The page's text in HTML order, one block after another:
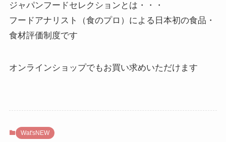
ジャパンフードセレクションとは・・・
フードアナリスト（食のプロ）による日本初の食品・
食材評価制度です
オンラインショップでもお買い求めいただけます
Wat'sNEW